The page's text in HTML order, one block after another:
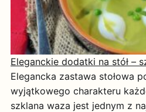
Eleganckie dodatki na stół –
Elegancka zastawa stołowa
wyjątkowego charakteru
szklana waza jest jednym z